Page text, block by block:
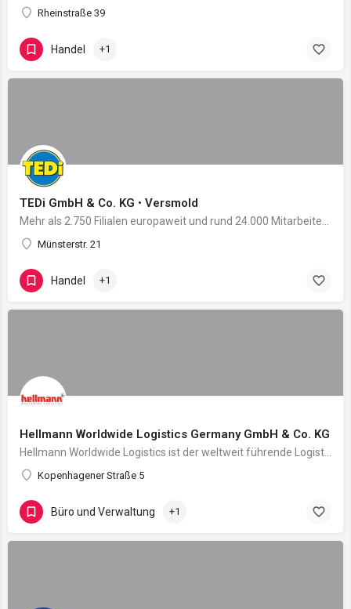
Rheinstraße 39
Handel +1
TEDi GmbH & Co. KG • Versmold
Münsterstr. 21
Handel +1
Hellmann Worldwide Logistics Germany GmbH & Co. KG
Kopenhagener Straße 5
Büro und Verwaltung +1